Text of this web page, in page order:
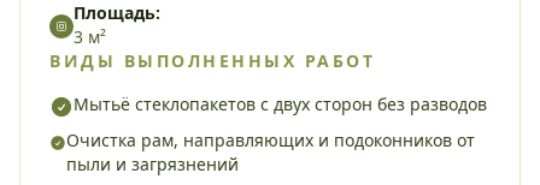
Площадь:
3 м²
ВИДЫ ВЫПОЛНЕННЫХ РАБОТ
Мытьё стеклопакетов с двух сторон без разводов
Очистка рам, направляющих и подоконников от
пыли и загрязнений